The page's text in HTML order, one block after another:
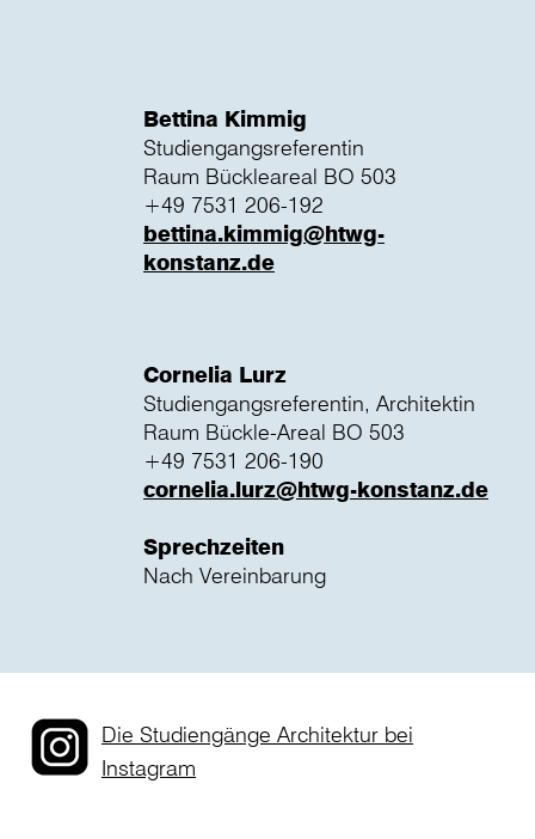
Bettina Kimmig
Studiengangsreferentin
Raum Bückleareal BO 503
+49 7531 206-192
bettina.kimmig@htwg-
konstanz.de
Cornelia Lurz
Studiengangsreferentin, Architektin
Raum Bückle-Areal BO 503
+49 7531 206-190
cornelia.lurz@htwg-konstanz.de
Sprechzeiten
Nach Vereinbarung
Die Studiengänge Architektur bei
Instagram